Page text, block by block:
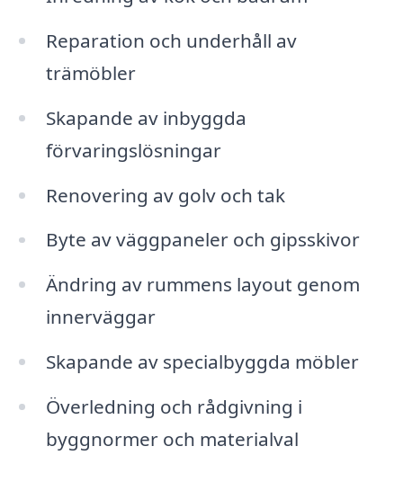
Reparation och underhåll av
trämöbler
Skapande av inbyggda
förvaringslösningar
Renovering av golv och tak
Byte av väggpaneler och gipsskivor
Ändring av rummens layout genom
innerväggar
Skapande av specialbyggda möbler
Överledning och rådgivning i
byggnormer och materialval